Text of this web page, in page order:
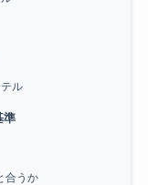
ル
準
合うか